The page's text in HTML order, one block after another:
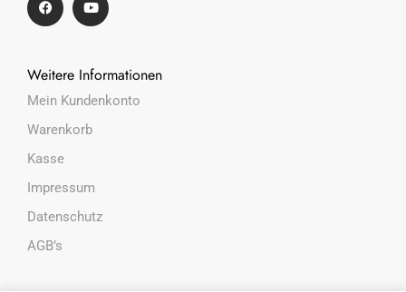
Weitere Informationen
Mein Kundenkonto
Warenkorb
Kasse
Impressum
Datenschutz
AGB’s